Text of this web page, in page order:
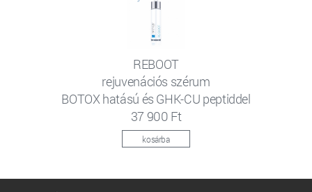
REBOOT
rejuvenációs szérum
BOTOX hatású és GHK-CU peptiddel
37 900 Ft
kosárba